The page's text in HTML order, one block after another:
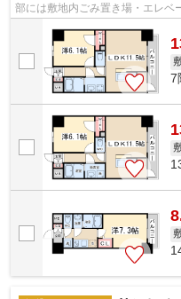
部には敷地内ごみ置き場・エレベ
ます。2駅利用できるので電車を
7